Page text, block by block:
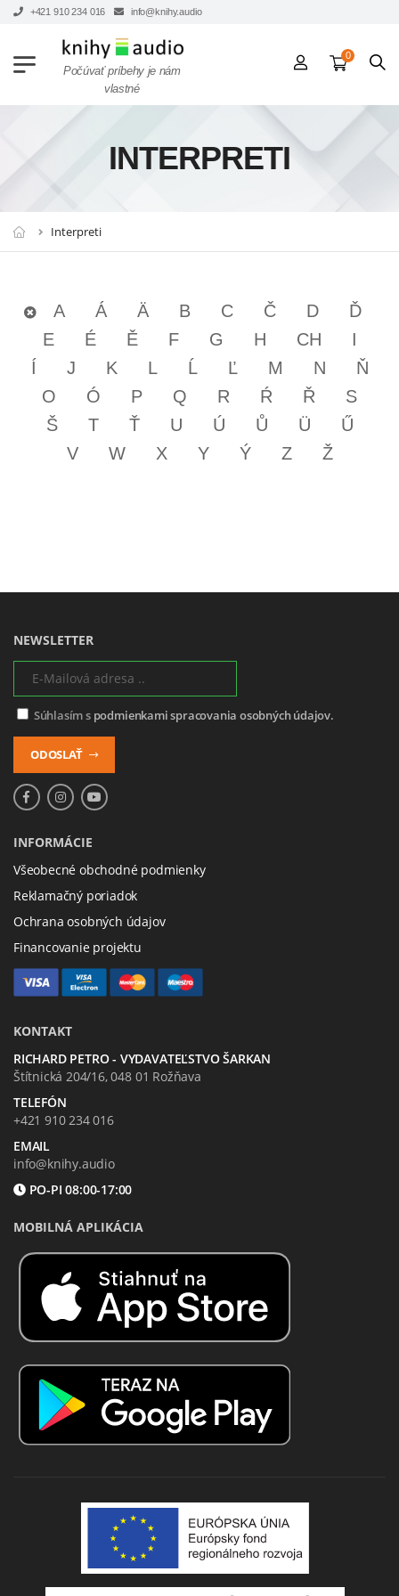
+421 910 234 016 info@knihy.audio
Počúvať príbehy je nám
vlastné
0
INTERPRETI
Interpreti
A Á Ä B C Č D
Ď
E
É Ě F G H CH
I
Í
J K L Ĺ Ľ M N
Ň
O
Ó P Q R Ŕ Ř
S
Š
T Ť U Ú Ů Ü
Ű
V
W X Y Ý Z Ž
NEWSLETTER
Súhlasím s podmienkami spracovania osobných údajov.
ODOSLAŤ
INFORMÁCIE
Všeobecné obchodné podmienky
Reklamačný poriadok
Ochrana osobných údajov
Financovanie projektu
KONTAKT
RICHARD PETRO - VYDAVATEĽSTVO ŠARKAN
Štítnická 204/16, 048 01 Rožňava
TELEFÓN
+421 910 234 016
EMAIL
info@knihy.audio
PO-PI 08:00-17:00
MOBILNÁ APLIKÁCIA